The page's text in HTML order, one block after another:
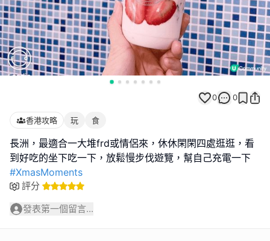
0 0
香港攻略 玩 食
長洲，最適合一大堆frd或情侶來，休休閑閑四處逛逛，看
#XmasMoments
評分
發表第一個留言...